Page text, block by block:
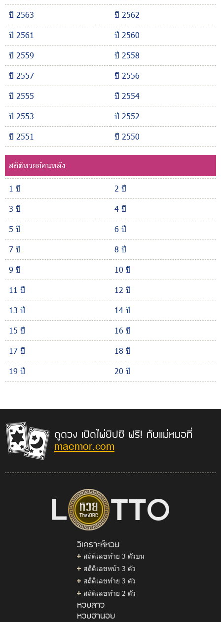
ปี 2563
ปี 2562
ปี 2561
ปี 2560
ปี 2559
ปี 2558
ปี 2557
ปี 2556
ปี 2555
ปี 2554
ปี 2553
ปี 2552
ปี 2551
ปี 2550
สถิติหวยย้อนหลัง
1 ปี
2 ปี
3 ปี
4 ปี
5 ปี
6 ปี
7 ปี
8 ปี
9 ปี
10 ปี
11 ปี
12 ปี
13 ปี
14 ปี
15 ปี
16 ปี
17 ปี
18 ปี
19 ปี
20 ปี
ดูดวง เปิดไพ่ยิปซี ฟรี! กับแม่หมอที่
maemor.com
วิเคราะห์หวย
สถิติเลขท้าย 3 ตัวบน
สถิติเลขหน้า 3 ตัว
สถิติเลขท้าย 3 ตัว
สถิติเลขท้าย 2 ตัว
หวยลาว
หวยฮานอย